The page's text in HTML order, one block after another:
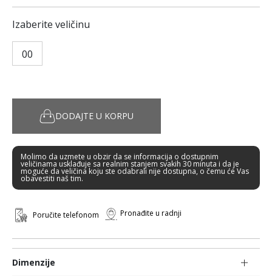
Dimenzije
Izaberite veličinu
00
DODAJTE U KORPU
Molimo da uzmete u obzir da se informacija o dostupnim
veličinama usklađuje sa realnim stanjem svakih 30 minuta i da je
moguće da veličina koju ste odabrali nije dostupna, o čemu će Vas
obavestiti naš tim.
Poručite telefonom Pronađite u radnji